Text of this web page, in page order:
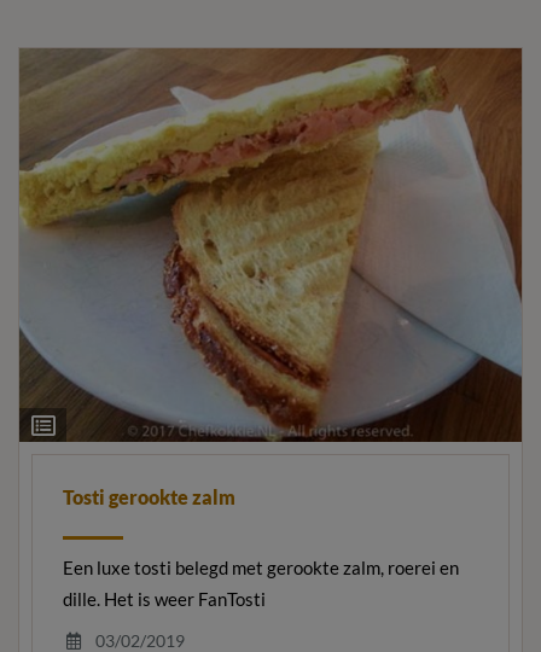
Ingrediëntenlijst
Tosti gerookte zalm
Een luxe tosti belegd met gerookte zalm, roerei en
dille. Het is weer FanTosti
03/02/2019